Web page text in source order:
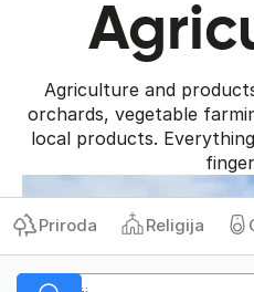
Agriculture and
orchards, vegetable
local products.
Priroda Religija